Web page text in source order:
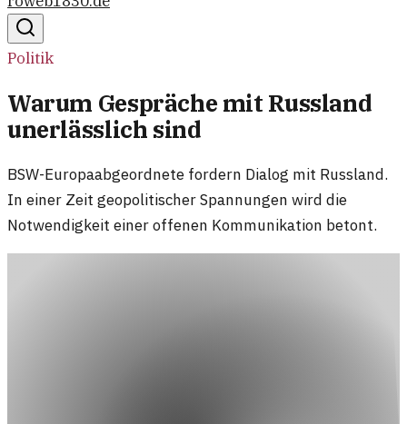
Politik
Warum Gespräche mit Russland
unerlässlich sind
BSW-Europaabgeordnete fordern Dialog mit Russland.
In einer Zeit geopolitischer Spannungen wird die
Notwendigkeit einer offenen Kommunikation betont.